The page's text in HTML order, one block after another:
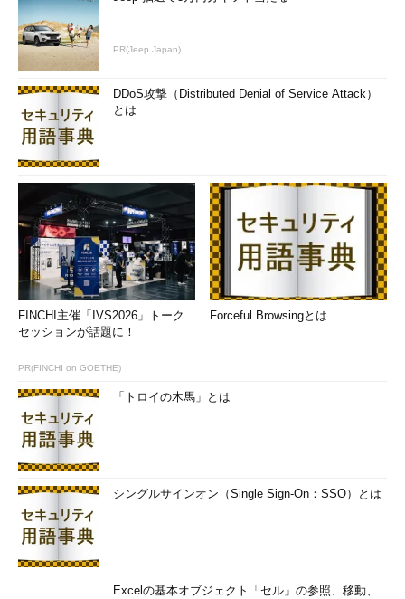
PR(Jeep Japan)
DDoS攻撃（Distributed Denial of Service Attack）
とは
FINCHI主催「IVS2026」トーク
セッションが話題に！
PR(FINCHI on GOETHE)
Forceful Browsingとは
「トロイの木馬」とは
シングルサインオン（Single Sign-On：SSO）とは
Excelの基本オブジェクト「セル」の参照、移動、